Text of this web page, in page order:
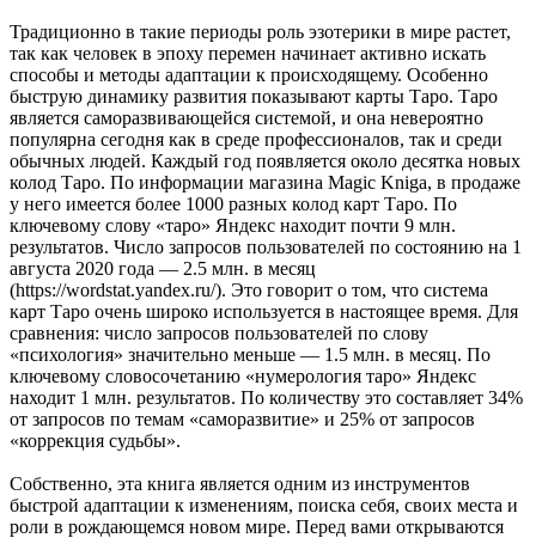
Традиционно в такие периоды роль эзотерики в мире растет,
так как человек в эпоху перемен начинает активно искать
способы и методы адаптации к происходящему. Особенно
быструю динамику развития показывают карты Таро. Таро
является саморазвивающейся системой, и она невероятно
популярна сегодня как в среде профессионалов, так и среди
обычных людей. Каждый год появляется около десятка новых
колод Таро. По информации магазина Magic Kniga, в продаже
у него имеется более 1000 разных колод карт Таро. По
ключевому слову «таро» Яндекс находит почти 9 млн.
результатов. Число запросов пользователей по состоянию на 1
августа 2020 года — 2.5 млн. в месяц
(https://wordstat.yandex.ru/). Это говорит о том, что система
карт Таро очень широко используется в настоящее время. Для
сравнения: число запросов пользователей по слову
«психология» значительно меньше — 1.5 млн. в месяц. По
ключевому словосочетанию «нумерология таро» Яндекс
находит 1 млн. результатов. По количеству это составляет 34%
от запросов по темам «саморазвитие» и 25% от запросов
«коррекция судьбы».
Собственно, эта книга является одним из инструментов
быстрой адаптации к изменениям, поиска себя, своих места и
роли в рождающемся новом мире. Перед вами открываются